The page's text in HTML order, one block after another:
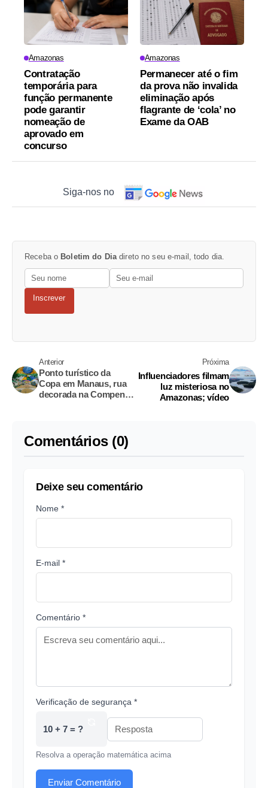
Amazonas
Contratação
temporária para
função permanente
pode garantir
nomeação de
aprovado em
concurso
Amazonas
Permanecer até o fim
da prova não invalida
eliminação após
flagrante de ‘cola’ no
Exame da OAB
Siga-nos no
Receba o Boletim do Diadireto no seu e-mail, todo dia.
Inscrever
Anterior
Ponto turístico da
Copa em Manaus, rua
decorada na Compensa
Próxima
Influenciadores filmam
luz misteriosa no
Amazonas; vídeo
Comentários (0)
Deixe seu comentário
Nome *
E-mail *
Comentário *
Verificação de segurança *
10 + 7 = ?
Resolva a operação matemática acima
Enviar Comentário